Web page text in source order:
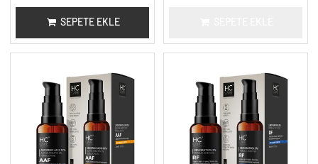
SEPETE EKLE